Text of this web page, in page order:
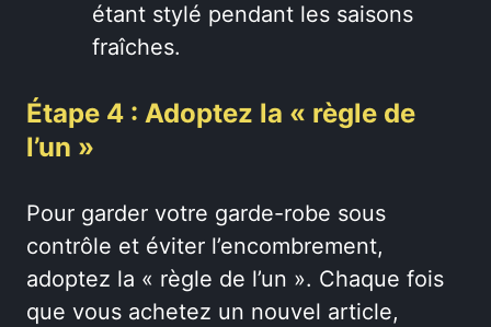
étant stylé pendant les saisons
fraîches.
Étape 4 : Adoptez la « règle de
l’un »
Pour garder votre garde-robe sous
contrôle et éviter l’encombrement,
adoptez la « règle de l’un ». Chaque fois
que vous achetez un nouvel article,